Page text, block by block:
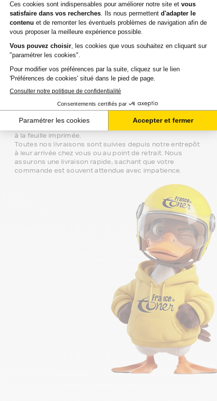
Marque Constructeur : les Cartouche d'encre canon
PG540 CL541 du constructeur de votre imprimante. Si
vous voulez évitez la queue en magasin, il vous suffit
de commander ici.
votre disposition si vous avez des
questions.
Nous sommes disponibles depuis votre espace client ou
directement par téléphone. N'hésitez pas à regarder nos
packs de cartouches si vous souhaitez optimiser le coût
à la feuille imprimée.
Toutes nos livraisons sont suivies depuis notre entrepôt
à leur arrivée chez vous ou au point de retrait. Nous
assurons une livraison rapide, sachant que votre
commande est souvent attendue avec impatience.